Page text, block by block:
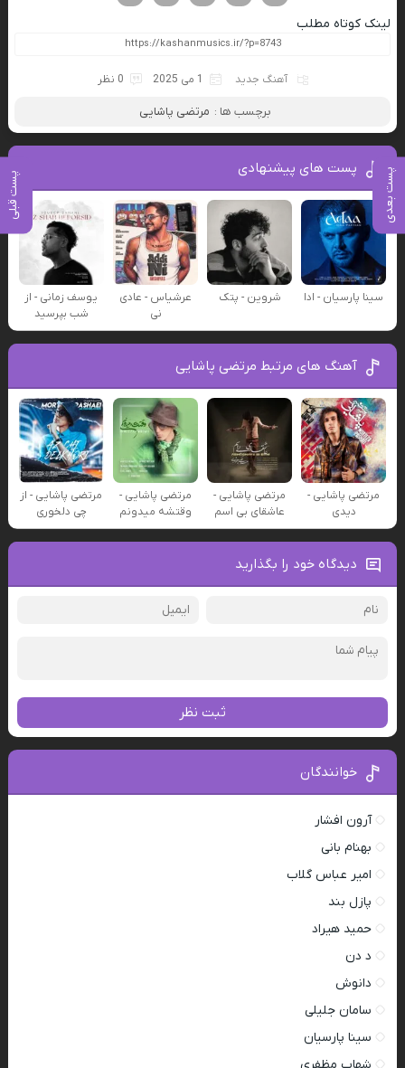
پست بعدی پست قبلی
لینک کوتاه مطلب
آهنگ جدید 1 می 2025 0 نظر
برچسب ها : مرتضی پاشایی
پست های پیشنهادی
سینا پارسیان - ادا شروین - پتک
عرشیاس - عادی
نی
یوسف زمانی - از
شب بپرسید
آهنگ های مرتبط مرتضی پاشایی
مرتضی پاشایی -
دیدی
مرتضی پاشایی -
عاشقای بی اسم
مرتضی پاشایی -
وقتشه میدونم
مرتضی پاشایی - از
چی دلخوری
دیدگاه خود را بگذارید
ثبت نظر
خوانندگان
آرون افشار
بهنام بانی
امیر عباس گلاب
پازل بند
حمید هیراد
د دن
دانوش
سامان جلیلی
سینا پارسیان